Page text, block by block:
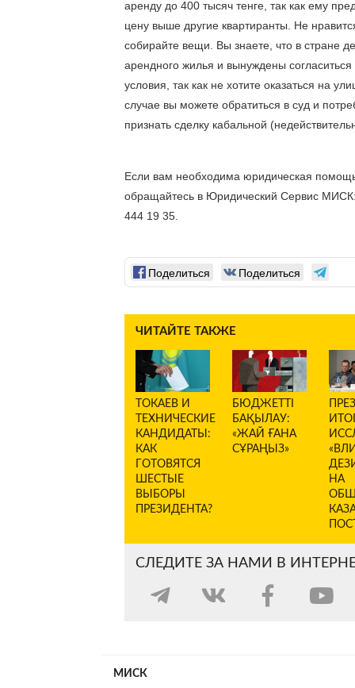
аренду до 400 тысяч тенге, так как ему
цену выше другие квартиранты. Не
собирайте вещи. Вы знаете, что в стране
арендного жилья и вынуждены согласиться
условия, так как не хотите оказаться на
случае вы можете обратиться в суд и
признать сделку кабальной
Если вам необходима юридическая
обращайтесь в Юридический Сервис
444 19 35.
Поделиться Поделиться
ЧИТАЙТЕ ТАКЖЕ
ТОКАЕВ И
ТЕХНИЧЕСКИЕ
КАНДИДАТЫ:
КАК
ГОТОВЯТСЯ
ШЕСТЫЕ
ВЫБОРЫ
ПРЕЗИДЕНТА?
БЮДЖЕТТІ
БАҚЫЛАУ:
«ЖАЙ ҒАНА
СҰРАҢЫЗ»
НА
СЛЕДИТЕ ЗА НАМИ В
МИСК